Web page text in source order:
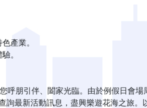
產業。
。
呼朋引伴、闔家光臨。由於例假日會場
最新活動訊息，盡興樂遊花海之旅。